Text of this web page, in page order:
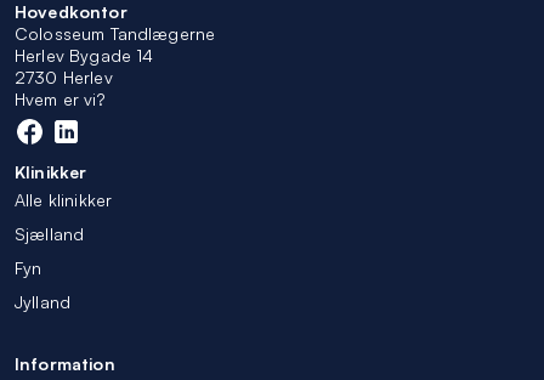
Hovedkontor
Colosseum Tandlægerne
Herlev Bygade 14
2730 Herlev
Hvem er vi?
Klinikker
Alle klinikker
Sjælland
Fyn
Jylland
Information